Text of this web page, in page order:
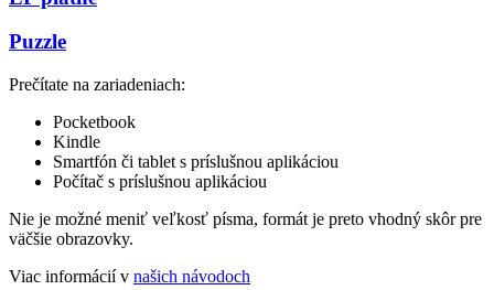
Puzzle
Prečítate na zariadeniach:
Pocketbook
Kindle
Smartfón či tablet s príslušnou aplikáciou
Počítač s príslušnou aplikáciou
Nie je možné meniť veľkosť písma, formát je preto vhodný skôr pre
väčšie obrazovky.
Viac informácií v našich návodoch